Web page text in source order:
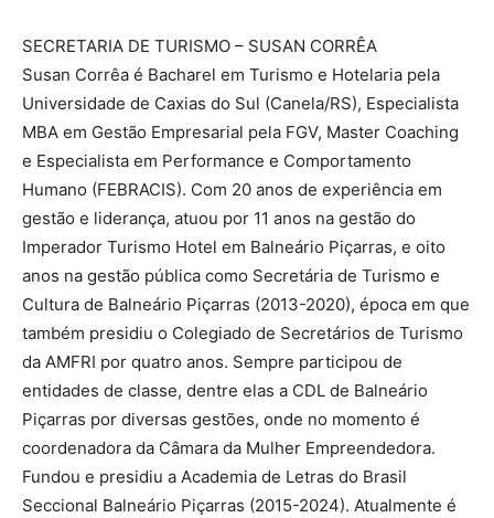
SECRETARIA DE TURISMO – SUSAN CORRÊA
Susan Corrêa é Bacharel em Turismo e Hotelaria pela
Universidade de Caxias do Sul (Canela/RS), Especialista
MBA em Gestão Empresarial pela FGV, Master Coaching
e Especialista em Performance e Comportamento
Humano (FEBRACIS). Com 20 anos de experiência em
gestão e liderança, atuou por 11 anos na gestão do
Imperador Turismo Hotel em Balneário Piçarras, e oito
anos na gestão pública como Secretária de Turismo e
Cultura de Balneário Piçarras (2013-2020), época em que
também presidiu o Colegiado de Secretários de Turismo
da AMFRI por quatro anos. Sempre participou de
entidades de classe, dentre elas a CDL de Balneário
Piçarras por diversas gestões, onde no momento é
coordenadora da Câmara da Mulher Empreendedora.
Fundou e presidiu a Academia de Letras do Brasil
Seccional Balneário Piçarras (2015-2024). Atualmente é